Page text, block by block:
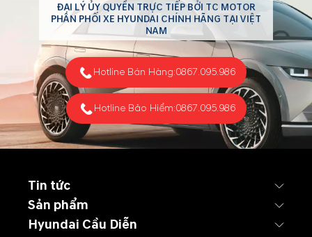
ĐẠI LÝ ỦY QUYỀN TRỰC TIẾP BỞI TC MOTOR
PHÂN PHỐI XE HYUNDAI CHÍNH HÃNG TẠI VIỆT
NAM
Hotline Bán Hàng:0867.095.986
Hotline Bảo Hiểm:0867.095.986
Tin tức
Sản phẩm
Hyundai Cầu Diễn